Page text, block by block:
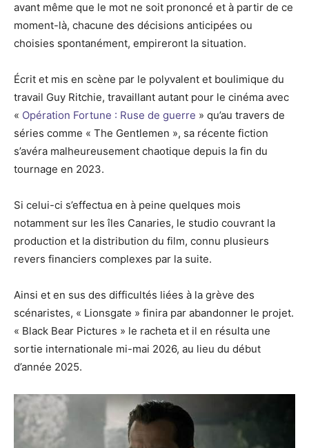
avant même que le mot ne soit prononcé et à partir de ce
moment-là, chacune des décisions anticipées ou
choisies spontanément, empireront la situation.
Écrit et mis en scène par le polyvalent et boulimique du
travail Guy Ritchie, travaillant autant pour le cinéma avec
« Opération Fortune : Ruse de guerre » qu’au travers de
séries comme « The Gentlemen », sa récente fiction
s’avéra malheureusement chaotique depuis la fin du
tournage en 2023.
Si celui-ci s’effectua en à peine quelques mois
notamment sur les îles Canaries, le studio couvrant la
production et la distribution du film, connu plusieurs
revers financiers complexes par la suite.
Ainsi et en sus des difficultés liées à la grève des
scénaristes, « Lionsgate » finira par abandonner le projet.
« Black Bear Pictures » le racheta et il en résulta une
sortie internationale mi-mai 2026, au lieu du début
d’année 2025.